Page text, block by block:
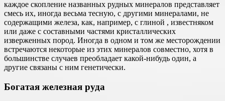
каждое скопление названных рудных минералов представляет
смесь их, иногда весьма тесную, с другими минералами, не
содержащими железа, как, например, с глиной , известняком
или даже с составными частями кристаллических
изверженных пород. Иногда в одном и том же месторождении
встречаются некоторые из этих минералов совместно, хотя в
большинстве случаев преобладает какой-нибудь один, а
другие связаны с ним генетически.
Богатая железная руда